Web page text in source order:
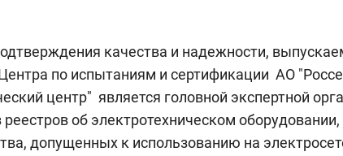
качества и надежности,
по испытаниям и сертификации АО
центр" является головной экспертной
об электротехническом
допущенных к использованию на